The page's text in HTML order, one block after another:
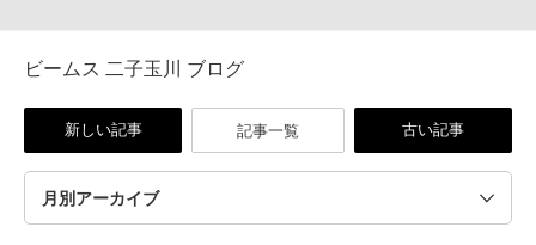
ビームス 二子玉川 ブログ
新しい記事 記事一覧 古い記事